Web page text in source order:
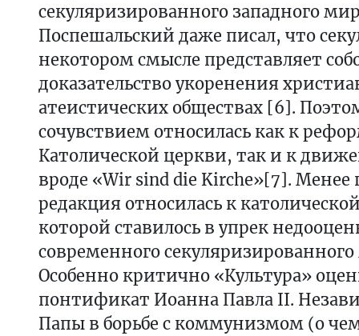
секуляризированного западного
Поспешальский даже писал, что
некотором смысле представляет
доказательство укоренения
атеистических обществах [6].
сочувствием относилась как к
Католической церкви, так и к
вроде «Wir sind die Kirche»[7].
редакция относилась к
которой ставилось в упрек
современного
Особенно критично «Культура»
понтификат Иоанна Павла II.
Папы в борьбе с коммунизмом (о